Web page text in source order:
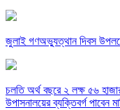
জুলাই গণঅভ্যুত্থান দিবস
চলতি অর্থ বছরে ২ লক্ষ ৫৬
উপাসনালয়ের ব্যক্তিবর্গ পাবেন